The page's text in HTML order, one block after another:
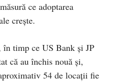
ce adoptarea
crește.
timp ce US Bank și JP
că au închis nouă și,
54 de locații fie